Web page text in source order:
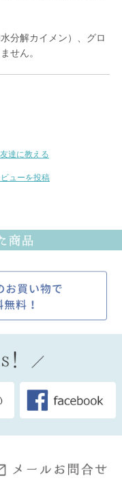
分解カイメン）、グロ
せん。
達に教える
ューを投稿